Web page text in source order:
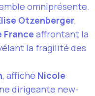
omniprésente.
Otzenberger,
France affrontant la
la fragilité des
, affiche Nicole
dirigeante new-